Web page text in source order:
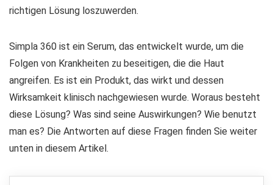
richtigen Lösung loszuwerden.
Simpla 360 ist ein Serum, das entwickelt wurde, um die
Folgen von Krankheiten zu beseitigen, die die Haut
angreifen. Es ist ein Produkt, das wirkt und dessen
Wirksamkeit klinisch nachgewiesen wurde. Woraus besteht
diese Lösung? Was sind seine Auswirkungen? Wie benutzt
man es? Die Antworten auf diese Fragen finden Sie weiter
unten in diesem Artikel.